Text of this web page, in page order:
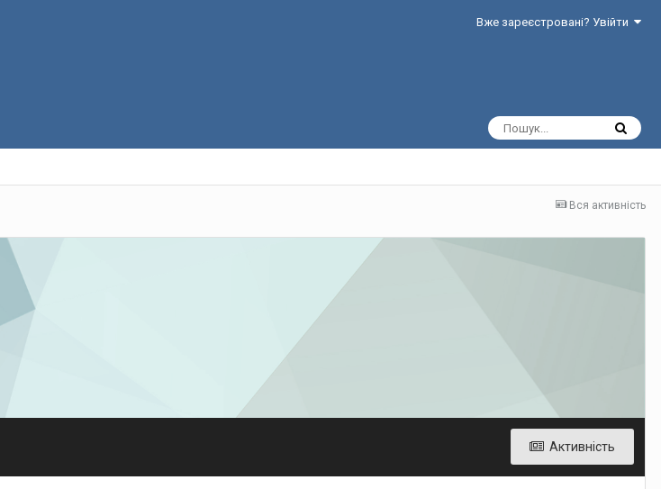
Вже зареєстровані? Увійти
Вся активність
Активність